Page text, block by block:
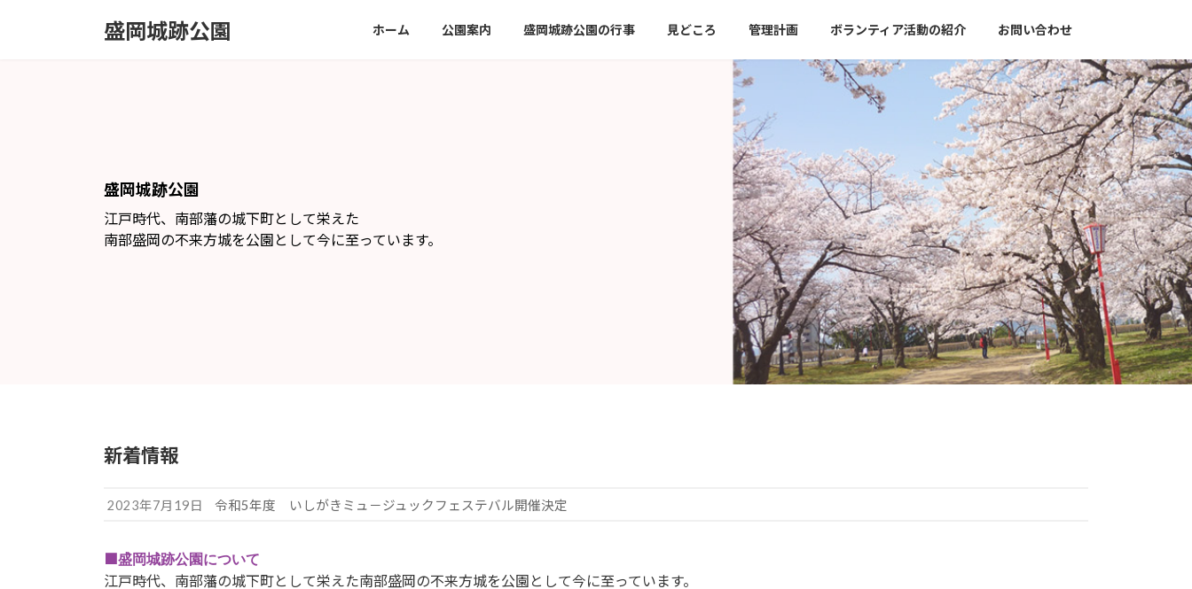
盛岡城跡公園 ホーム 公園案内 盛岡城跡公園の行事 見どころ 管理計画 ボランティア活動の紹介 お問い合わせ
盛岡城跡公園
江戸時代、南部藩の城下町として栄えた
南部盛岡の不来方城を公園として今に至っています。
新着情報
2023年7月19日 令和5年度 いしがきミュ－ジュックフェステバル開催決定
■盛岡城跡公園について
江戸時代、南部藩の城下町として栄えた南部盛岡の不来方城を公園として今に至っています。